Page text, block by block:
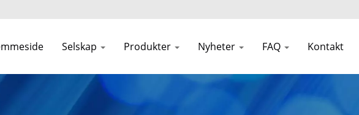
Selskap Produkter Nyheter FAQ Kontakt